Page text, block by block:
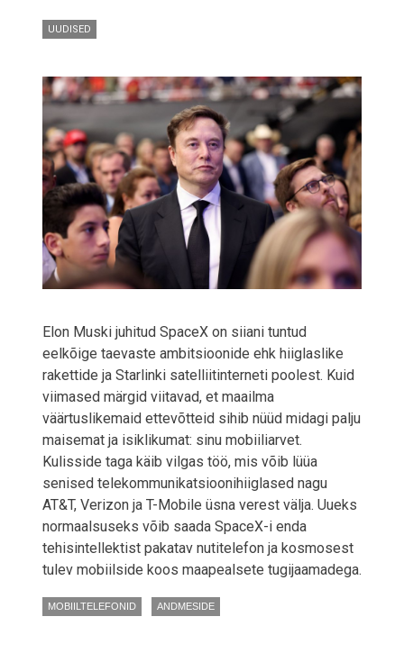
UUDISED
Elon Muski juhitud SpaceX on siiani tuntud
eelkõige taevaste ambitsioonide ehk hiiglaslike
rakettide ja Starlinki satelliitinterneti poolest. Kuid
viimased märgid viitavad, et maailma
väärtuslikemaid ettevõtteid sihib nüüd midagi palju
maisemat ja isiklikumat: sinu mobiiliarvet.
Kulisside taga käib vilgas töö, mis võib lüüa
senised telekommunikatsioonihiiglased nagu
AT&T, Verizon ja T-Mobile üsna verest välja. Uueks
normaalsuseks võib saada SpaceX-i enda
tehisintellektist pakatav nutitelefon ja kosmosest
tulev mobiilside koos maapealsete tugijaamadega.
MOBIILTELEFONID ANDMESIDE